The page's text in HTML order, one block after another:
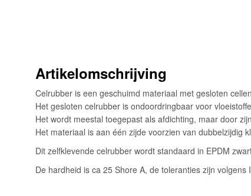
Artikelomschrijving
Celrubber is een geschuimd materiaal met gesloten
Het gesloten celrubber is ondoordringbaar voor
Het wordt meestal toegepast als afdichting, maar door
Het materiaal is aan één zijde voorzien van dubbelzijdig
Dit zelfklevende celrubber wordt standaard in EPDM
De hardheid is ca 25 Shore A, de toleranties zijn volgens